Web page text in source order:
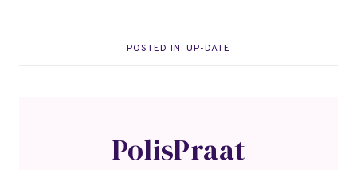
POSTED IN: UP-DATE
PolisPraat